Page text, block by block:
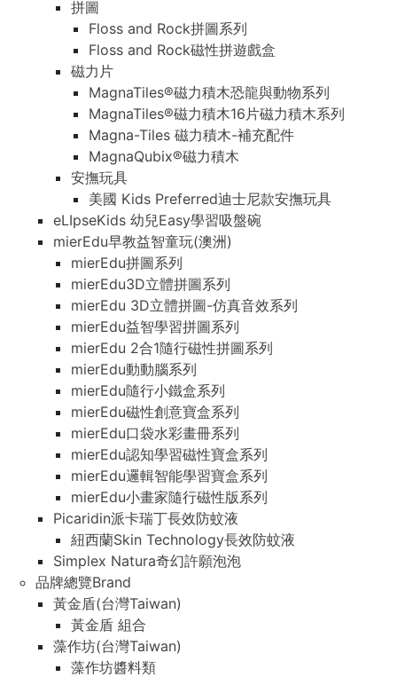
拼圖
Floss and Rock拼圖系列
Floss and Rock磁性拼遊戲盒
磁力片
MagnaTiles®磁力積木恐龍與動物系列
MagnaTiles®磁力積木16片磁力積木系列
Magna-Tiles 磁力積木-補充配件
MagnaQubix®磁力積木
安撫玩具
美國 Kids Preferred迪士尼款安撫玩具
eLIpseKids 幼兒Easy學習吸盤碗
mierEdu早教益智童玩(澳洲)
mierEdu拼圖系列
mierEdu3D立體拼圖系列
mierEdu 3D立體拼圖-仿真音效系列
mierEdu益智學習拼圖系列
mierEdu 2合1隨行磁性拼圖系列
mierEdu動動腦系列
mierEdu隨行小鐵盒系列
mierEdu磁性創意寶盒系列
mierEdu口袋水彩畫冊系列
mierEdu認知學習磁性寶盒系列
mierEdu邏輯智能學習寶盒系列
mierEdu小畫家隨行磁性版系列
Picaridin派卡瑞丁長效防蚊液
紐西蘭Skin Technology長效防蚊液
Simplex Natura奇幻許願泡泡
品牌總覽Brand
黃金盾(台灣Taiwan)
黃金盾 組合
藻作坊(台灣Taiwan)
藻作坊醬料類